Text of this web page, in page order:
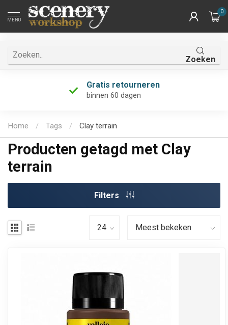
MENU
0
Zoeken
Gratis retourneren
binnen 60 dagen
Home / Tags / Clay terrain
Producten getagd met Clay
terrain
Filters